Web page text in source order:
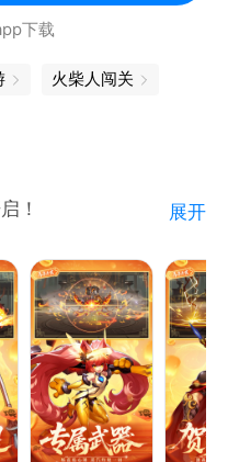
下载
火柴人闯关
！
通关免费兑换全新时
展开